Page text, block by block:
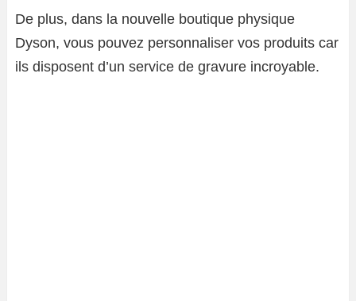
De plus, dans la nouvelle boutique physique
Dyson, vous pouvez personnaliser vos produits car
ils disposent d’un service de gravure incroyable.